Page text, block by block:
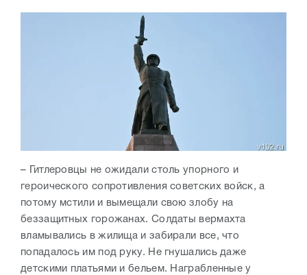
– Гитлеровцы не ожидали столь упорного и
героического сопротивления советских войск, а
потому мстили и вымещали свою злобу на
беззащитных горожанах. Солдаты вермахта
вламывались в жилища и забирали все, что
попадалось им под руку. Не гнушались даже
детскими платьями и бельем. Награбленные у